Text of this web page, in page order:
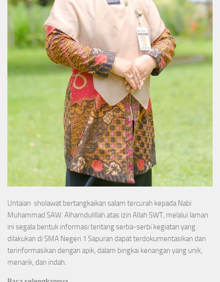
Untaian sholawat bertangkaikan salam tercurah kepada Nabi
Muhammad SAW. Alhamdulillah atas izin Allah SWT, melalui laman
ini segala bentuk informasi tentang serba-serbi kegiatan yang
dilakukan di SMA Negeri 1 Sapuran dapat terdokumentasikan dan
terinformasikan dengan apik, dalam bingkai kenangan yang unik,
menarik, dan indah.